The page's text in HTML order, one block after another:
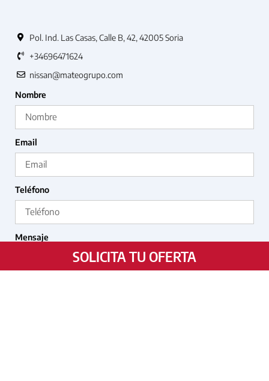
Pol. Ind. Las Casas, Calle B, 42, 42005 Soria
+34696471624
nissan@mateogrupo.com
Nombre
Email
Teléfono
Mensaje
SOLICITA TU OFERTA